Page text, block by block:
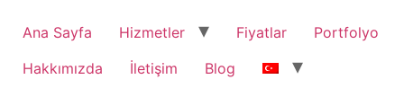
Ana Sayfa Hizmetler Fiyatlar
Portfolyo
Hakkımızda
İletişim Blog